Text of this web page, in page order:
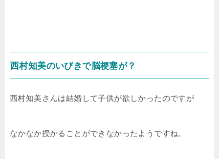
西村知美のいびきで脳梗塞が？
西村知美さんは結婚して子供が欲しかったのですが
なかなか授かることができなかったようですね。